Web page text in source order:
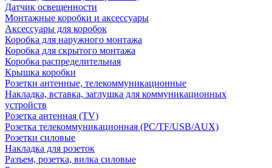
Датчик освещенности
Монтажные коробки и аксессуары
Аксессуары для коробок
Коробка для наружного монтажа
Коробка для скрытого монтажа
Коробка распределительная
Крышка коробки
Розетки антенные, телекоммуникационные
Накладка, вставка, заглушка для коммуникационных
устройств
Розетка антенная (TV)
Розетка телекоммуникационная (PC/TF/USB/AUX)
Розетки силовые
Накладка для розеток
Разъем, розетка, вилка силовые